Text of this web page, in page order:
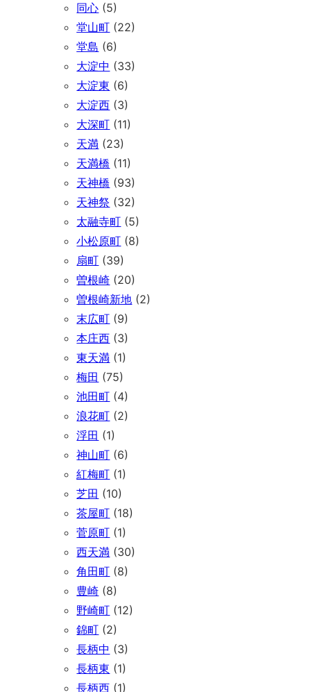
同心 (5)
堂山町 (22)
堂島 (6)
大淀中 (33)
大淀東 (6)
大淀西 (3)
大深町 (11)
天満 (23)
天満橋 (11)
天神橋 (93)
天神祭 (32)
太融寺町 (5)
小松原町 (8)
扇町 (39)
曽根崎 (20)
曽根崎新地 (2)
末広町 (9)
本庄西 (3)
東天満 (1)
梅田 (75)
池田町 (4)
浪花町 (2)
浮田 (1)
神山町 (6)
紅梅町 (1)
芝田 (10)
茶屋町 (18)
菅原町 (1)
西天満 (30)
角田町 (8)
豊崎 (8)
野崎町 (12)
錦町 (2)
長柄中 (3)
長柄東 (1)
長柄西 (1)